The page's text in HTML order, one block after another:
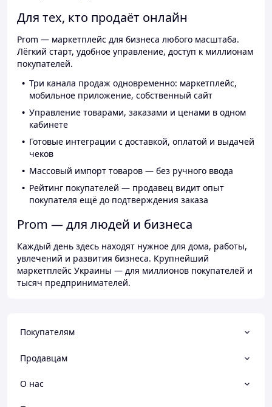
Для тех, кто продаёт онлайн
Prom — маркетплейс для бизнеса любого масштаба.
Лёгкий старт, удобное управление, доступ к миллионам
покупателей.
Три канала продаж одновременно: маркетплейс,
мобильное приложение, собственный сайт
Управление товарами, заказами и ценами в одном
кабинете
Готовые интеграции с доставкой, оплатой и выдачей
чеков
Массовый импорт товаров — без ручного ввода
Рейтинг покупателей — продавец видит опыт
покупателя ещё до подтверждения заказа
Prom — для людей и бизнеса
Каждый день здесь находят нужное для дома, работы,
увлечений и развития бизнеса. Крупнейший
маркетплейс Украины — для миллионов покупателей и
тысяч предпринимателей.
Покупателям
Продавцам
О нас